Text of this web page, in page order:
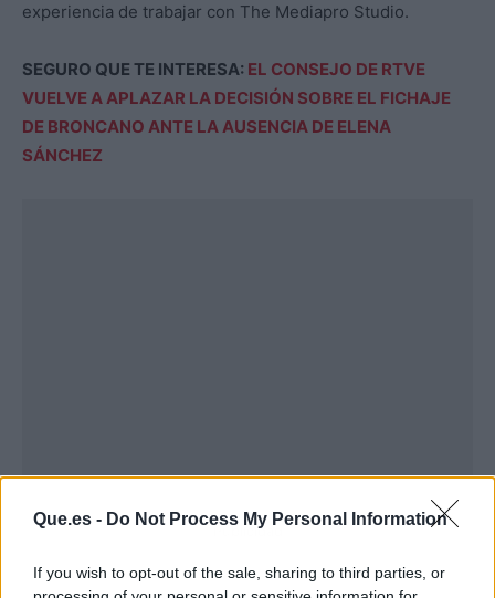
Que.es - Do Not Process My Personal Information
If you wish to opt-out of the sale, sharing to third parties, or
experiencia de trabajar con The Mediapro Studio.
SEGURO QUE TE INTERESA: EL CONSEJO DE RTVE
VUELVE A APLAZAR LA DECISIÓN SOBRE EL FICHAJE
DE BRONCANO ANTE LA AUSENCIA DE ELENA
SÁNCHEZ
Publicidad